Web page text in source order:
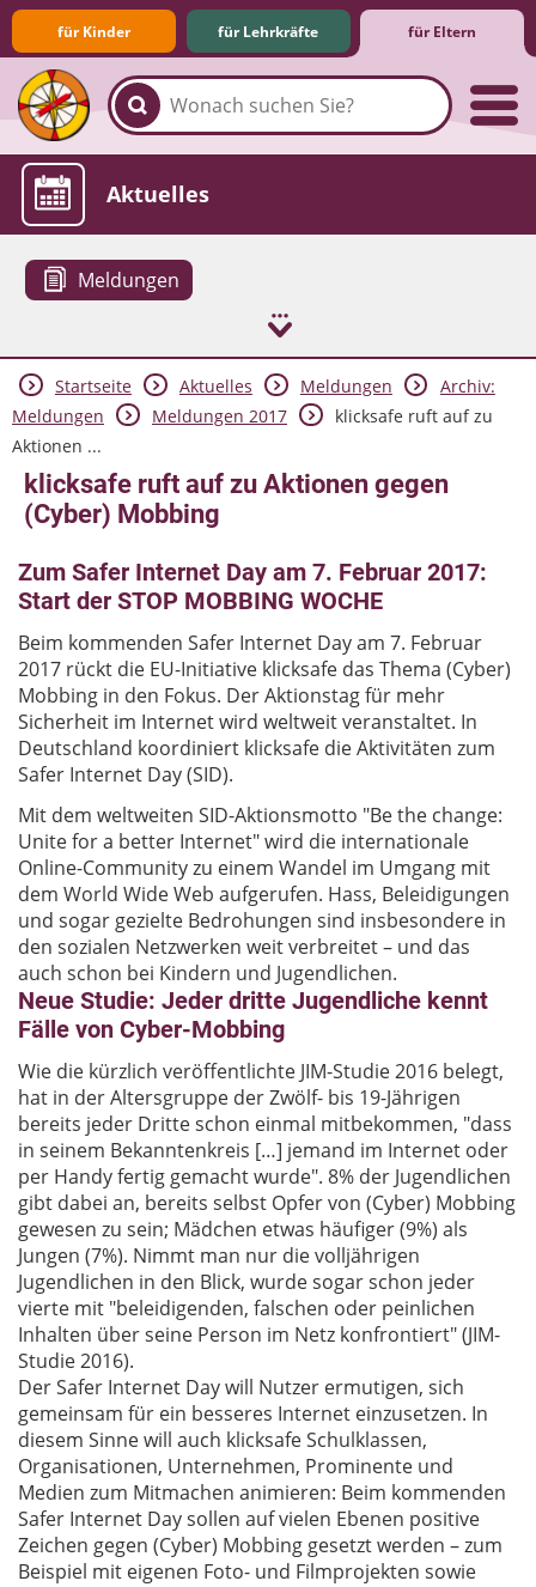
für Kinder für Lehrkräfte für Eltern
Familie & Medien
Spieletipps & Lernsoftware
Die Jüngsten im Netz
Lexikon
Aktuelles
Meldungen
Startseite Aktuelles Meldungen
Archiv:
Meldungen
Meldungen 2017
klicksafe ruft auf zu
Aktionen ...
klicksafe ruft auf zu Aktionen gegen
(Cyber) Mobbing
Zum Safer Internet Day am 7. Februar 2017:
Start der STOP MOBBING WOCHE
Beim kommenden Safer Internet Day am 7. Februar
2017 rückt die EU-Initiative klicksafe das Thema (Cyber)
Mobbing in den Fokus. Der Aktionstag für mehr
Sicherheit im Internet wird weltweit veranstaltet. In
Deutschland koordiniert klicksafe die Aktivitäten zum
Safer Internet Day (SID).
Mit dem weltweiten SID-Aktionsmotto "Be the change:
Unite for a better Internet" wird die internationale
Online-Community zu einem Wandel im Umgang mit
dem World Wide Web aufgerufen. Hass, Beleidigungen
und sogar gezielte Bedrohungen sind insbesondere in
den sozialen Netzwerken weit verbreitet – und das
auch schon bei Kindern und Jugendlichen.
Neue Studie: Jeder dritte Jugendliche kennt
Fälle von Cyber-Mobbing
Wie die kürzlich veröffentlichte JIM-Studie 2016 belegt,
hat in der Altersgruppe der Zwölf- bis 19-Jährigen
bereits jeder Dritte schon einmal mitbekommen, "dass
in seinem Bekanntenkreis […] jemand im Internet oder
per Handy fertig gemacht wurde". 8% der Jugendlichen
gibt dabei an, bereits selbst Opfer von (Cyber) Mobbing
gewesen zu sein; Mädchen etwas häufiger (9%) als
Jungen (7%). Nimmt man nur die volljährigen
Jugendlichen in den Blick, wurde sogar schon jeder
vierte mit "beleidigenden, falschen oder peinlichen
Inhalten über seine Person im Netz konfrontiert" (JIM-
Studie 2016).
Der Safer Internet Day will Nutzer ermutigen, sich
gemeinsam für ein besseres Internet einzusetzen. In
diesem Sinne will auch klicksafe Schulklassen,
Organisationen, Unternehmen, Prominente und
Medien zum Mitmachen animieren: Beim kommenden
Safer Internet Day sollen auf vielen Ebenen positive
Zeichen gegen (Cyber) Mobbing gesetzt werden – zum
Beispiel mit eigenen Foto- und Filmprojekten sowie